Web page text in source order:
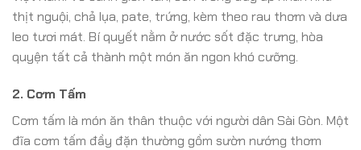
thịt nguội, chả lụa, pate, trứng, kèm theo rau thơm và dưa
leo tươi mát. Bí quyết nằm ở nước sốt đặc trưng, hòa
quyện tất cả thành một món ăn ngon khó cưỡng.
2. Cơm Tấm
Cơm tấm là món ăn thân thuộc với người dân Sài Gòn. Một
đĩa cơm tấm đầy đặn thường gồm sườn nướng thơm